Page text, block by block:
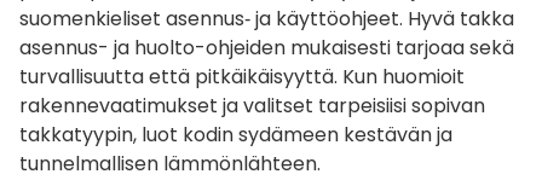
suomenkieliset asennus‑ ja käyttöohjeet. Hyvä takka
asennus- ja huolto-ohjeiden mukaisesti tarjoaa sekä
turvallisuutta että pitkäikäisyyttä. Kun huomioit
rakennevaatimukset ja valitset tarpeisiisi sopivan
takkatyypin, luot kodin sydämeen kestävän ja
tunnelmallisen lämmönlähteen.